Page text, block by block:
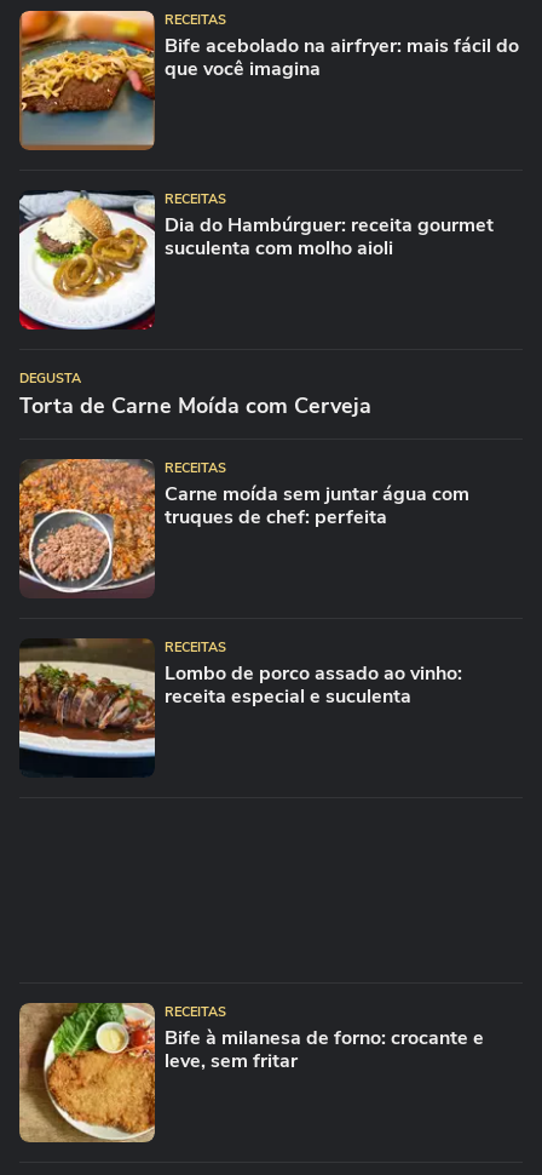
RECEITAS
Bife acebolado na airfryer: mais fácil do
que você imagina
RECEITAS
Dia do Hambúrguer: receita gourmet
suculenta com molho aioli
DEGUSTA
Torta de Carne Moída com Cerveja
RECEITAS
Carne moída sem juntar água com
truques de chef: perfeita
RECEITAS
Lombo de porco assado ao vinho:
receita especial e suculenta
RECEITAS
Bife à milanesa de forno: crocante e
leve, sem fritar